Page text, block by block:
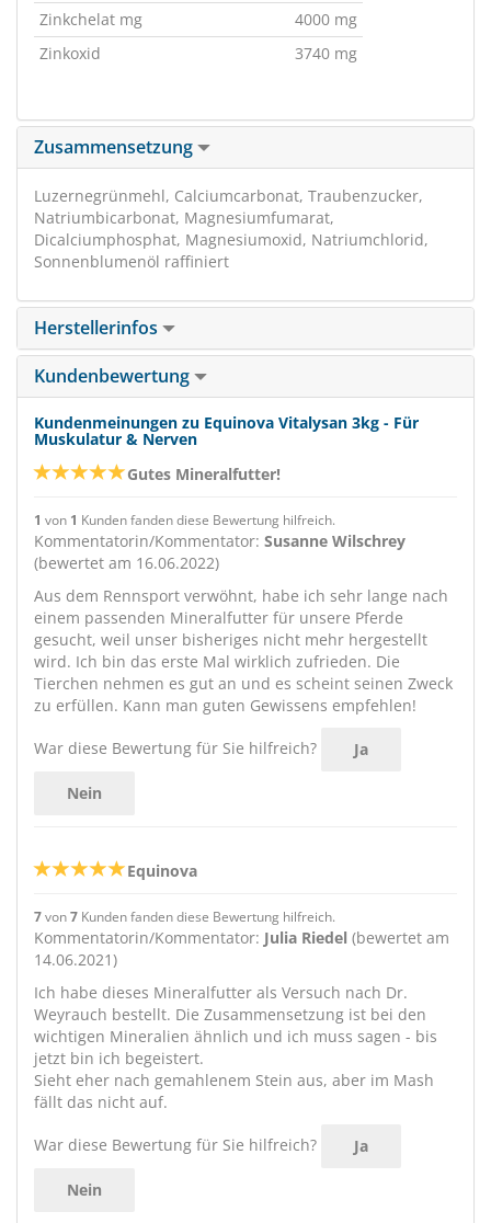
Zinkchelat mg
4000 mg
Zinkoxid
3740 mg
Zusammensetzung
Luzernegrünmehl, Calciumcarbonat, Traubenzucker,
Natriumbicarbonat, Magnesiumfumarat,
Dicalciumphosphat, Magnesiumoxid, Natriumchlorid,
Sonnenblumenöl raffiniert
Herstellerinfos
Kundenbewertung
Kundenmeinungen zu Equinova Vitalysan 3kg - Für
Muskulatur & Nerven
Gutes Mineralfutter!
1 von 1 Kunden fanden diese Bewertung hilfreich.
Kommentatorin/Kommentator: Susanne Wilschrey
(bewertet am 16.06.2022)
Aus dem Rennsport verwöhnt, habe ich sehr lange nach
einem passenden Mineralfutter für unsere Pferde
gesucht, weil unser bisheriges nicht mehr hergestellt
wird. Ich bin das erste Mal wirklich zufrieden. Die
Tierchen nehmen es gut an und es scheint seinen Zweck
zu erfüllen. Kann man guten Gewissens empfehlen!
War diese Bewertung für Sie hilfreich? Ja
Nein
Equinova
7von7 Kunden fanden diese Bewertung hilfreich.
Kommentatorin/Kommentator: Julia Riedel (bewertet am
14.06.2021)
Ich habe dieses Mineralfutter als Versuch nach Dr.
Weyrauch bestellt. Die Zusammensetzung ist bei den
wichtigen Mineralien ähnlich und ich muss sagen - bis
jetzt bin ich begeistert.
Sieht eher nach gemahlenem Stein aus, aber im Mash
fällt das nicht auf.
War diese Bewertung für Sie hilfreich? Ja
Nein